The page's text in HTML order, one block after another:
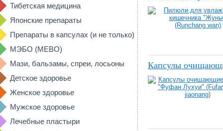
Тибетская медицина
Японские препараты
Препараты в капсулах (и не только)
МЭБО (MEBO)
Мази, бальзамы, спреи, лосьоны
Детское здоровье
Женское здоровье
Мужское здоровье
Лечебные пластыри
Капсулы